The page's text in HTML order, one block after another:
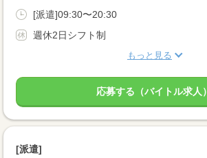
[派遣]09:30〜20:30
週休2日シフト制
もっと見る
応募する（バイトル求人）
[派遣]